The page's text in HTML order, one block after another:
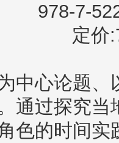
978-7-
定价
中心论题
通过探究
色的时间